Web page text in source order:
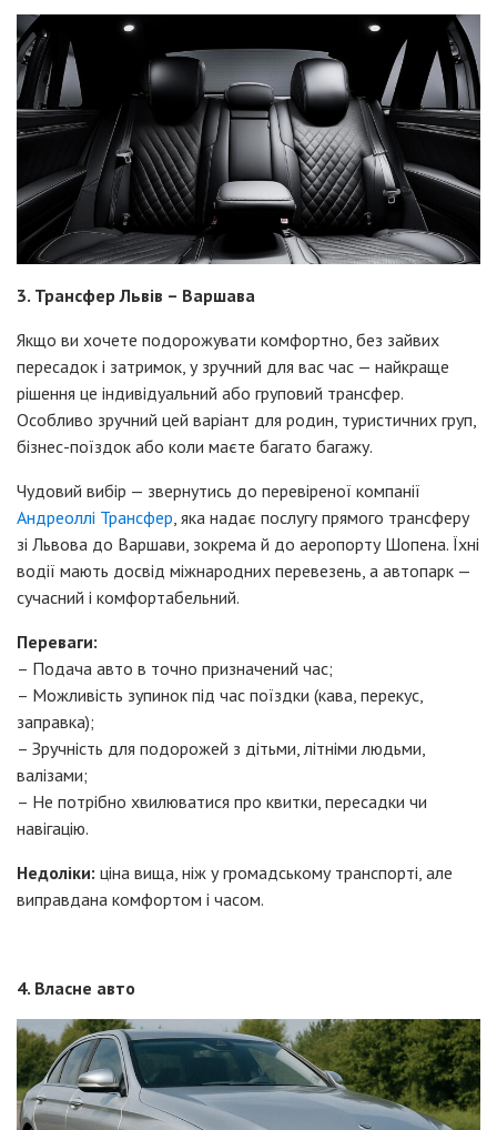
3. Трансфер Львів – Варшава
Якщо ви хочете подорожувати комфортно, без зайвих
пересадок і затримок, у зручний для вас час — найкраще
рішення це індивідуальний або груповий трансфер.
Особливо зручний цей варіант для родин, туристичних груп,
бізнес-поїздок або коли маєте багато багажу.
Чудовий вибір — звернутись до перевіреної компанії
Андреоллі Трансфер , яка надає послугу прямого трансферу
зі Львова до Варшави, зокрема й до аеропорту Шопена. Їхні
водії мають досвід міжнародних перевезень, а автопарк —
сучасний і комфортабельний.
Переваги:
– Подача авто в точно призначений час;
– Можливість зупинок під час поїздки (кава, перекус,
заправка);
– Зручність для подорожей з дітьми, літніми людьми,
валізами;
– Не потрібно хвилюватися про квитки, пересадки чи
навігацію.
Недоліки: ціна вища, ніж у громадському транспорті, але
виправдана комфортом і часом.
4. Власне авто